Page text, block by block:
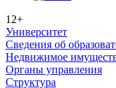
12+
Университет
Сведения об
Недвижимое
Органы управления
Структура